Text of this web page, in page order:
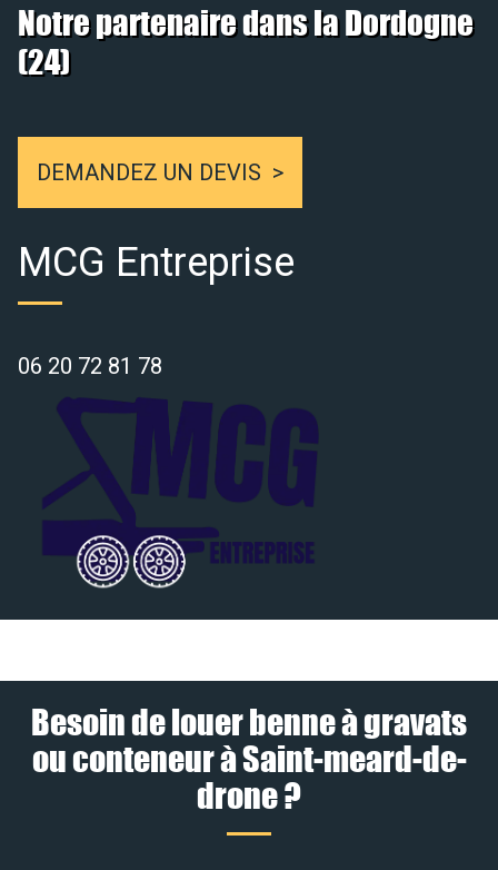
Notre partenaire dans la Dordogne
(24)
DEMANDEZ UN DEVIS
MCG Entreprise
06 20 72 81 78
Besoin de louer benne à gravats
ou conteneur à Saint-meard-de-
drone ?